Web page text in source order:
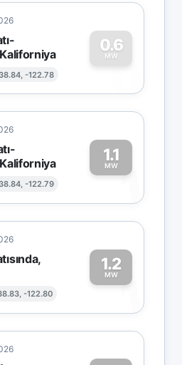
38.84, -122.78
0.6
MW
0
38.84, -122.79
1.1
MW1
-122.80
1.2
MW1